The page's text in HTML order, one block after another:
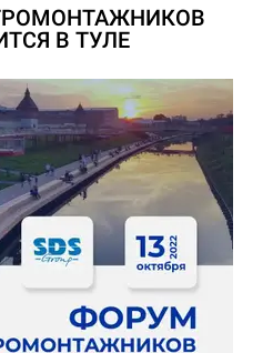
В ТУЛЕ